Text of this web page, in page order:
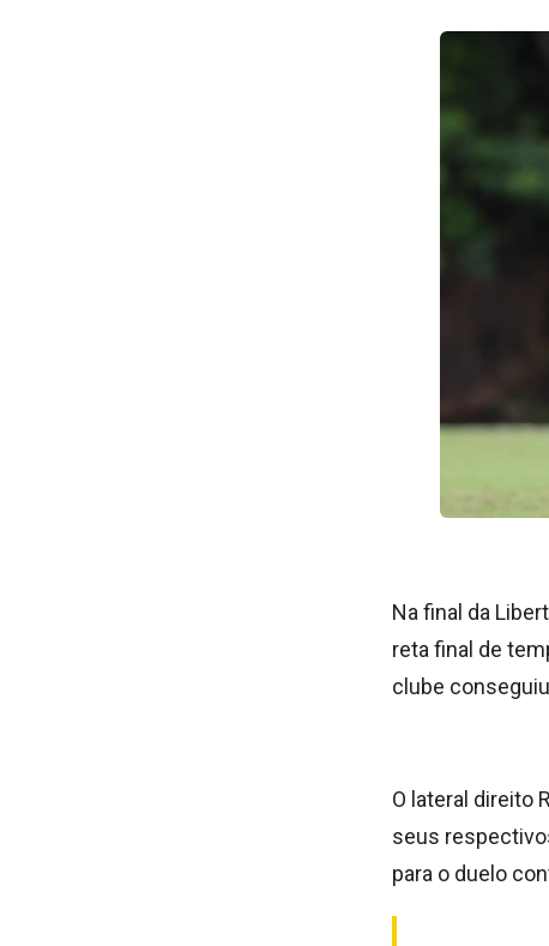
Na final da
reta final de
clube
O lateral direito
seus
para o duelo